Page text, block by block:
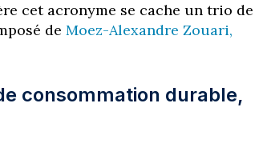
cet acronyme se cache un trio de
de Moez-Alexandre Zouari,
consommation durable,